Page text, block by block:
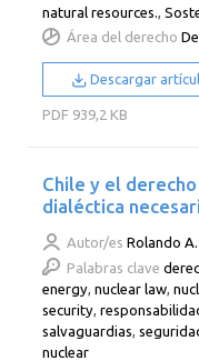
natural resources.,
Área del derecho
Descargar
PDF 939,2 KB
Chile y el
dialéctica
Autor/es Rolando
Palabras clave
energy ,nuclear law ,
security ,
salvaguardias ,
nuclear